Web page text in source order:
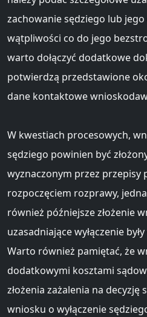
zachowanie sędziego lub
wątpliwości co do jego
warto dołączyć dodatkowe
potwierdzą przedstawione
dane kontaktowe
W kwestiach procesowych,
sędziego powinien być
wyznaczonym przez przepisy
rozpoczęciem rozprawy,
również późniejsze złożenie
uzasadniające wyłączenie
Warto również pamiętać, że
dodatkowymi kosztami
złożenia zażalenia na
wniosku o wyłączenie